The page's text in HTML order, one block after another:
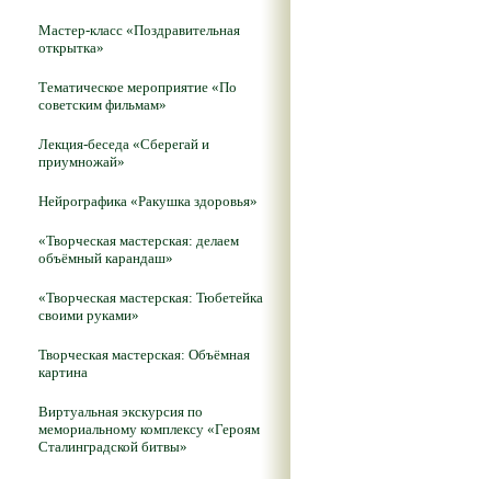
Мастер-класс «Поздравительная
открытка»
Тематическое мероприятие «По
советским фильмам»
Лекция-беседа «Сберегай и
приумножай»
Нейрографика «Ракушка здоровья»
«Творческая мастерская: делаем
объёмный карандаш»
«Творческая мастерская: Тюбетейка
своими руками»
Творческая мастерская: Объёмная
картина
Виртуальная экскурсия по
мемориальному комплексу «Героям
Сталинградской битвы»